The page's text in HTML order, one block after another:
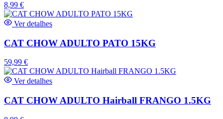
8,99 €
Ver detalhes
CAT CHOW ADULTO PATO 15KG
59,99 €
Ver detalhes
CAT CHOW ADULTO Hairball FRANGO 1.5KG